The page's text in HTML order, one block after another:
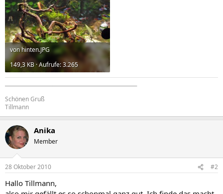
von hinten.JPG
149,3 KB · Aufrufe: 3.265
Schönen Gruß
Tillmann
Anika
Member
28 Oktober 2010 #2
Hallo Tillmann,